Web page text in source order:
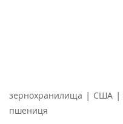
зернохранилища | США |
пшениця